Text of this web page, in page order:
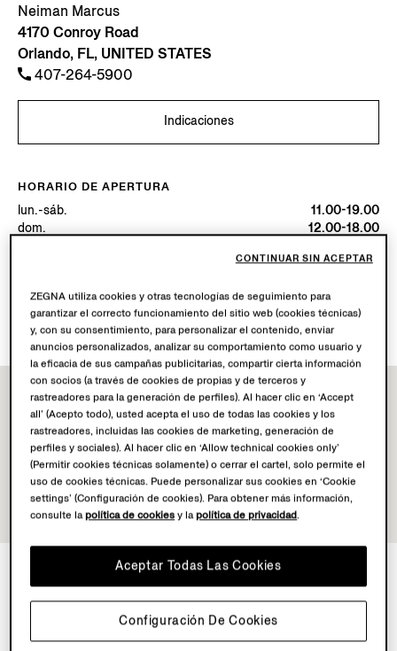
Neiman Marcus
4170 Conroy Road
Orlando, FL, UNITED STATES
407-264-5900
Indicaciones
HORARIO DE APERTURA
lun.-sáb.
11.00-19.00
dom.
12.00-18.00
SERVICIOS DISPONIBLES
Envío a boutique no disponible.
BOLETÍN DE INFORMACIÓN
Suscríbete a nuestro boletín de noticias para obtener
ZEGNA utiliza cookies y otras tecnologías de seguimiento para
garantizar el correcto funcionamiento del sitio web (cookies técnicas)
y, con su consentimiento, para personalizar el contenido, enviar
anuncios personalizados, analizar su comportamiento como usuario y
la eficacia de sus campañas publicitarias, compartir cierta información
con socios (a través de cookies de propias y de terceros y
rastreadores para la generación de perfiles). Al hacer clic en ‘Accept
all’ (Acepto todo), usted acepta el uso de todas las cookies y los
rastreadores, incluidas las cookies de marketing, generación de
perfiles y sociales). Al hacer clic en ‘Allow technical cookies only’
(Permitir cookies técnicas solamente) o cerrar el cartel, solo permite el
uso de cookies técnicas. Puede personalizar sus cookies en ‘Cookie
settings’ (Configuración de cookies). Para obtener más información,
consulte lapolítica de cookies y lapolítica de privacidad.
Aceptar Todas Las Cookies
Configuración De Cookies
CONTINUAR SIN ACEPTAR